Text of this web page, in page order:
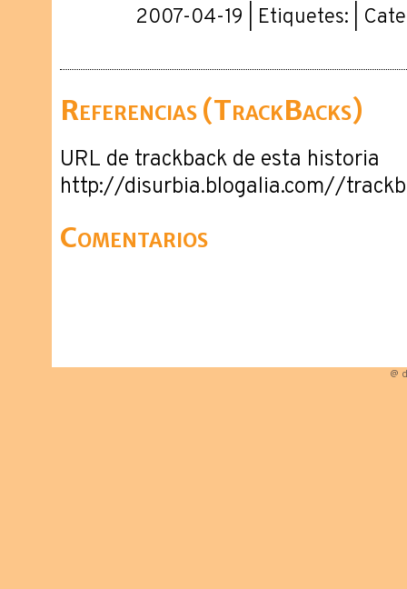
2007-04-19 | Etiquetes: |
Referencias (TrackBacks)
URL de trackback de esta historia
http://disurbia.blogalia.com//
Comentarios
@